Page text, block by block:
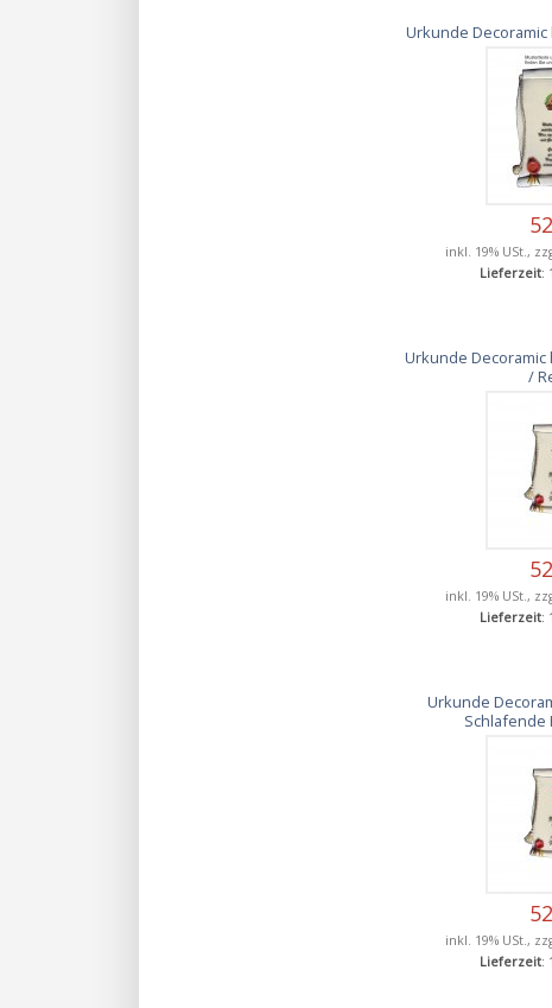
Urkunde
inkl. 19% USt.,
Lieferzeit:
Urkunde Decoramic
/
inkl. 19% USt.,
Lieferzeit:
Urkunde
Schlafende
inkl. 19% USt.,
Lieferzeit: